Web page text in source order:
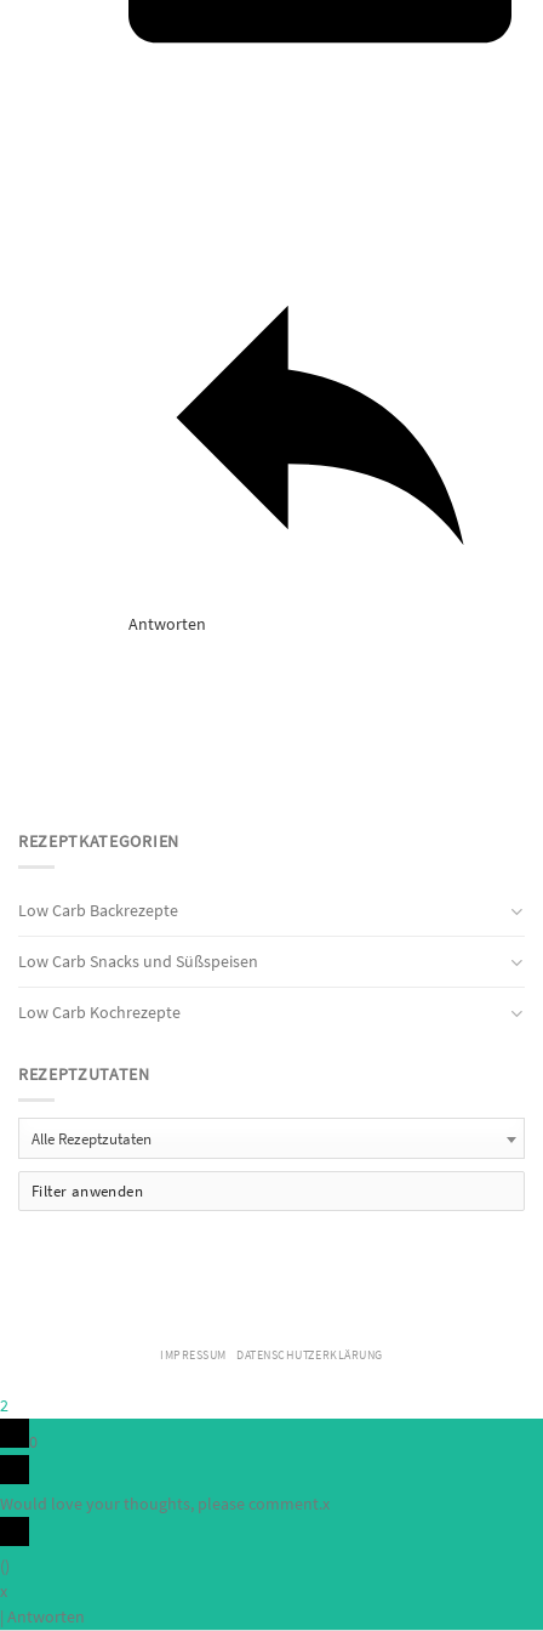
REZEPTKATEGORIEN
Low Carb Backrezepte
Low Carb Snacks und Süßspeisen
Low Carb Kochrezepte
REZEPTZUTATEN
Alle Rezeptzutaten
Filter anwenden
Antworten
IMPRESSUM DATENSCHUTZERKLÄRUNG
2
0
Would love your thoughts, please comment.x
()
x
| Antworten